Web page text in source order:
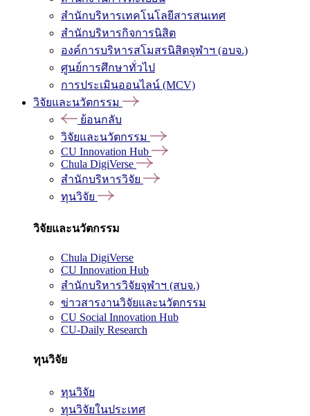
สำนักบริหารเทคโนโลยีสารสนเทศ
สำนักบริหารกิจการนิสิต
องค์การบริหารสโมสรนิสิตจุฬาฯ (อบจ.)
ศูนย์การศึกษาทั่วไป
การประเมินออนไลน์ (MCV)
วิจัยและนวัตกรรม
ย้อนกลับ
วิจัยและนวัตกรรม
CU Innovation Hub
Chula DigiVerse
สำนักบริหารวิจัย
ทุนวิจัย
วิจัยและนวัตกรรม
Chula DigiVerse
CU Innovation Hub
สำนักบริหารวิจัยจุฬาฯ (สบจ.)
ข่าวสารงานวิจัยและนวัตกรรม
CU Social Innovation Hub
CU-Daily Research
ทุนวิจัย
ทุนวิจัย
ทุนวิจัยในประเทศ